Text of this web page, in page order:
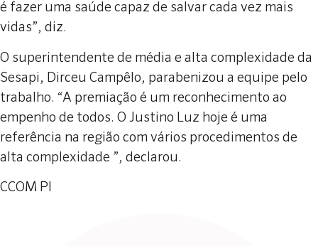
é fazer uma saúde capaz de salvar cada vez mais
vidas”, diz.
O superintendente de média e alta complexidade da
Sesapi, Dirceu Campêlo, parabenizou a equipe pelo
trabalho. “A premiação é um reconhecimento ao
empenho de todos. O Justino Luz hoje é uma
referência na região com vários procedimentos de
alta complexidade ”, declarou.
CCOM PI